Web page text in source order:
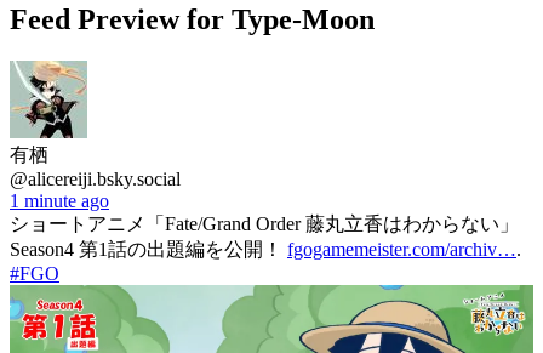
Feed Preview for Type-Moon
有栖
@alicereiji.bsky.social
1 minute ago
ショートアニメ「Fate/Grand Order 藤丸立香はわからない」
Season4 第1話の出題編を公開！ fgogamemeister.com/archiv….
#FGO